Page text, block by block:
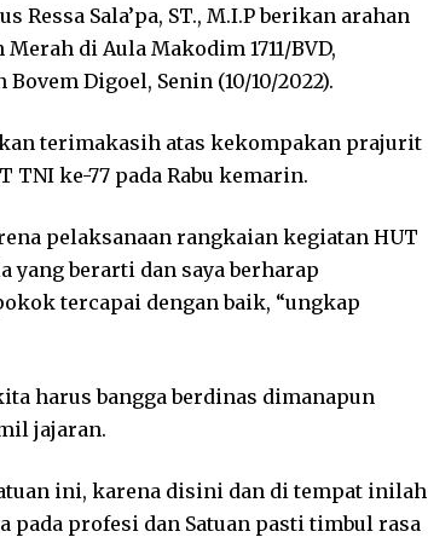
Ressa Sala’pa, ST., M.I.P berikan arahan
di Aula Makodim 1711/BVD,
Digoel, Senin (10/10/2022).
terimakasih atas kekompakan prajurit
ke-77 pada Rabu kemarin.
pelaksanaan rangkaian kegiatan HUT
yang berarti dan saya berharap
tercapai dengan baik, “ungkap
harus bangga berdinas dimanapun
jajaran.
ini, karena disini dan di tempat inilah
pada profesi dan Satuan pasti timbul rasa